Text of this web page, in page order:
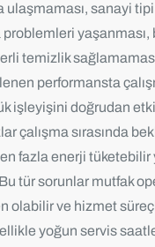
ulaşmaması, sanayi
yaşanması,
temizlik
performansta
işleyişini doğrudan
çalışma sırasında
fazla enerji tüketebilir
tür sorunlar mutfak
olabilir ve hizmet
yoğun servis